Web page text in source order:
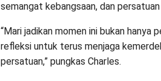
semangat kebangsaan, dan
“Mari jadikan momen ini bukan hanya
refleksi untuk terus menjaga
persatuan,” pungkas Charles.